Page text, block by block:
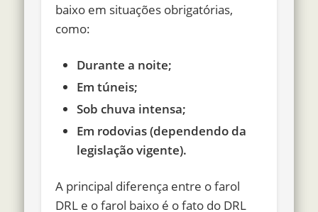
baixo em situações obrigatórias,
como:
Durante a noite;
Em túneis;
Sob chuva intensa;
Em rodovias (dependendo da
legislação vigente).
A principal diferença entre o farol
DRL e o farol baixo é o fato do DRL